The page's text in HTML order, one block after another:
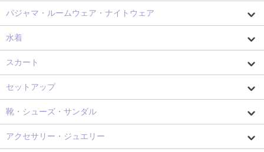
パジャマ・ルームウェア・ナイトウェア
水着
スカート
セットアップ
靴・シューズ・サンダル
アクセサリー・ジュエリー